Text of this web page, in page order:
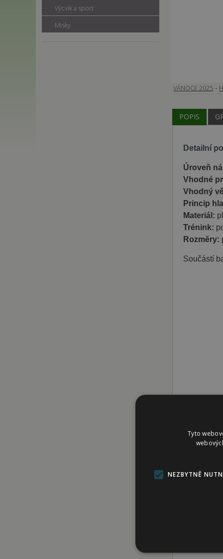
VÁNOCE 2025 -
POPIS
Detailní
Úroveň
Vhodné
Vhodný
Princip
Materiál:
Trénink:
Rozměry:
Součástí
Hlavolam
klapkami.
základní
Před
Výcvik a sport
Misky
Tyto
NEZBYTNĚ